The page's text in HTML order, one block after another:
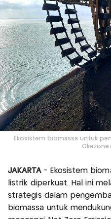
Ekosistem biomassa untuk
JAKARTA - Ekosistem
listrik diperkuat. Hal ini
strategis dalam
biomassa untuk